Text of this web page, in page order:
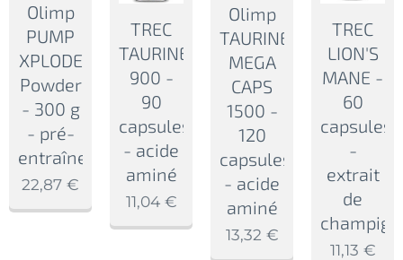
Olimp
PUMP
XPLODE
Powder
- 300 g
- pré-
entraînement
22,87 €
TREC
TAURINE
900 -
90
capsules
- acide
aminé
11,04€
Olimp
TAURINE
MEGA
CAPS
1500 -
120
capsules
- acide
aminé
13,32 €
TREC
LION'S
MANE -
60
capsules
-
extrait
de
11,13 €